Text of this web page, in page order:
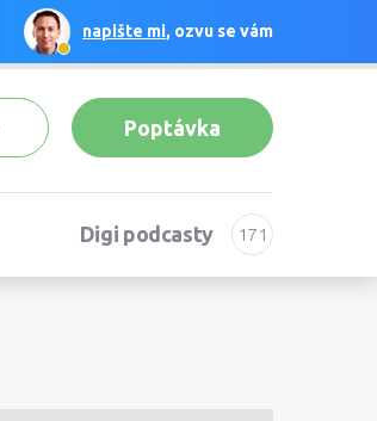
napište mi, ozvu se vám
Poptávka
Digi podcasty